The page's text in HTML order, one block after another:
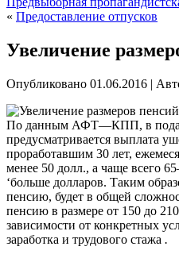
« Предоставление отпусков
Увеличение
Опубликовано 01.06.2016 |
По данным АФТ—КПП, в
предусматривается выплата
проработавшим 30 лет,
менее 50 долл., а чаще всего
‘больше долларов. Таким
пенсию, будет в общей
пенсию в размере от 150 до
зависимости от конкретных
заработка и трудового стажа .